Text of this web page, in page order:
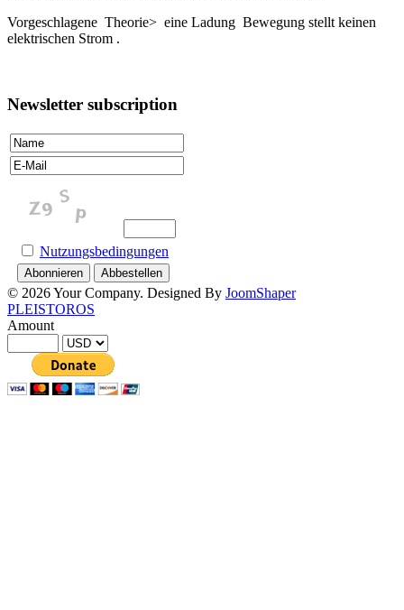
Vorgeschlagene Theorie> eine Ladung Bewegung stellt keinen
elektrischen Strom .
Newsletter subscription
Nutzungsbedingungen
© 2026 Your Company. Designed By JoomShaper
PLEISTOROS
Amount